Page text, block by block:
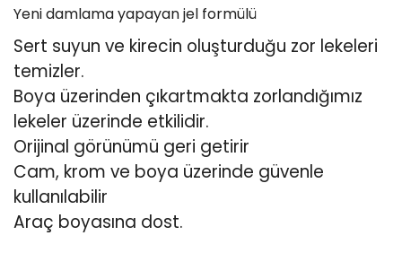
Yeni damlama yapayan jel formülü
Sert suyun ve kirecin oluşturduğu zor lekeleri
temizler.
Boya üzerinden çıkartmakta zorlandığımız
lekeler üzerinde etkilidir.
Orijinal görünümü geri getirir
Cam, krom ve boya üzerinde güvenle
kullanılabilir
Araç boyasına dost.